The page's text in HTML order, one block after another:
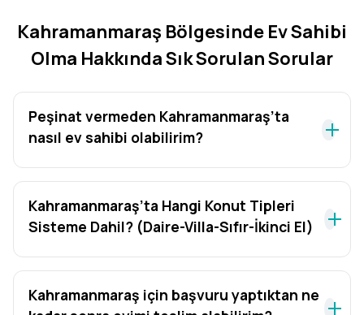
Kahramanmaraş/Onikişubat
Onikişubat/Kahramanmaraş
Kahramanmaraş/Elbistan
Kahramanmaraş Bölgesinde Ev Sahibi
Olma Hakkında Sık Sorulan Sorular
Peşinat vermeden Kahramanmaraş’ta
nasıl ev sahibi olabilirim?
Kahramanmaraş’ta Hangi Konut Tipleri
Sisteme Dahil? (Daire-Villa-Sıfır-İkinci El)
Kahramanmaraş için başvuru yaptıktan ne